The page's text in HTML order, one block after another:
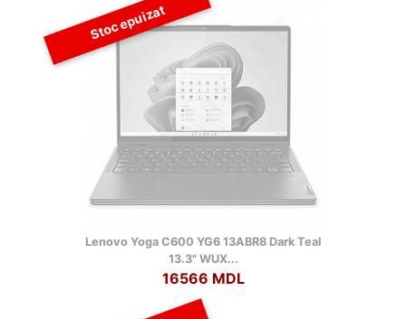
Stoc epuizat
Lenovo Yoga C600 YG6 13ABR8 Dark Teal
13.3" WUX...
16566 MDL